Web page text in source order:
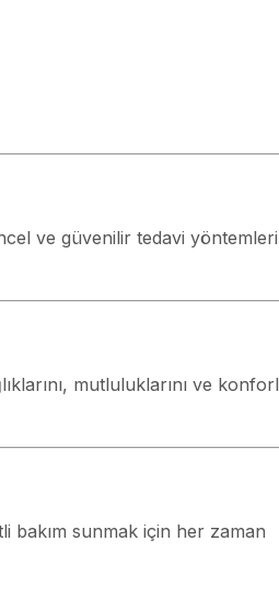
ve güvenilir tedavi
mutluluklarını ve
bakım sunmak için her zaman